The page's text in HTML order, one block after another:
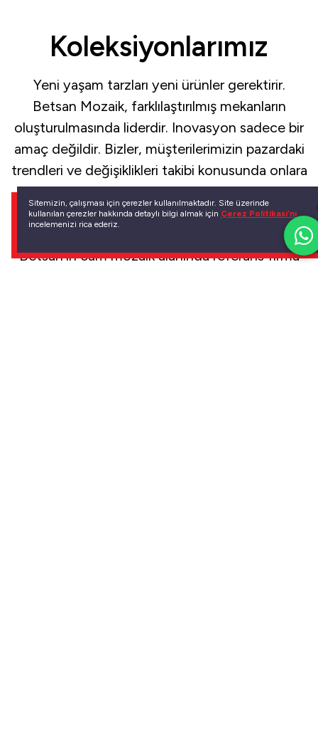
Koleksiyonlarımız
Yeni yaşam tarzları yeni ürünler gerektirir.
Betsan Mozaik, farklılaştırılmış mekanların
oluşturulmasında liderdir. Inovasyon sadece bir
amaç değildir. Bizler, müşterilerimizin pazardaki
trendleri ve değişiklikleri takibi konusunda onlara
rehberlik edebilecek referans firmasıyız.
Koleksiyonlar, dokunuştaki sıcaklık duygusu ile
son ayrıntısına kadar tasarlanmıştır. Tüm bunlar
Betsan’ın cam mozaik alanında referans firma
Sitemizin, çalışması için çerezler kullanılmaktadır. Site üzerinde
kullanılan çerezler hakkında detaylı bilgi almak için Çerez Politikası’nı
incelemenizi rica ederiz.